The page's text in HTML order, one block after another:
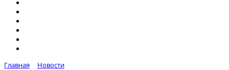
Главная
Новости